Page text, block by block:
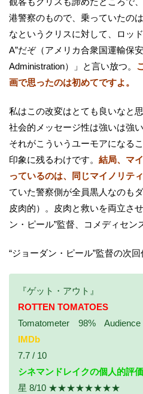
港警察のもので、乗っていたの
なというクリスに対して、ロッ
A”だぞ（アメリカ合衆国運輸保
Administration）」と言い放つ。
画で思ったのは初めてですよ。
私はこの改変はとても良いなと
社会的メッセージ性は強いは強
それがこういうユーモアになる
印象に残るわけです。 結局、マ
っているのは、同じマイノリテ
ていた警察側が全員黒人なのも
皮肉的）。皮肉と救いを両立さ
ン・ピール”監督、コメディセン
“ジョーダン・ピール”監督の次
『ゲット・アウト』
ROTTEN TOMATOES
Tomatometer 98%
IMDb
7.7 / 10
シネマンドレイクの個人的評価
星 8/10 ★★★★★★★★